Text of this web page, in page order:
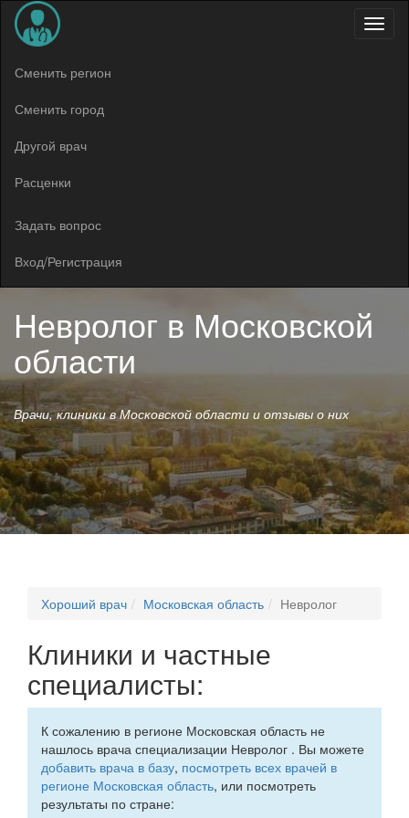
Меню
Сменить регион
Сменить город
Другой врач
Расценки
Задать вопрос
Вход/Регистрация
Невролог в Московской
области
Врачи, клиники в Московской области и отзывы о них
Хороший врач Московская область Невролог
Клиники и частные
специалисты:
К сожалению в регионе Московская область не
нашлось врача специализации Невролог . Вы можете
добавить врача в базу, посмотреть всех врачей в
регионе Московская область, или посмотреть
результаты по стране: